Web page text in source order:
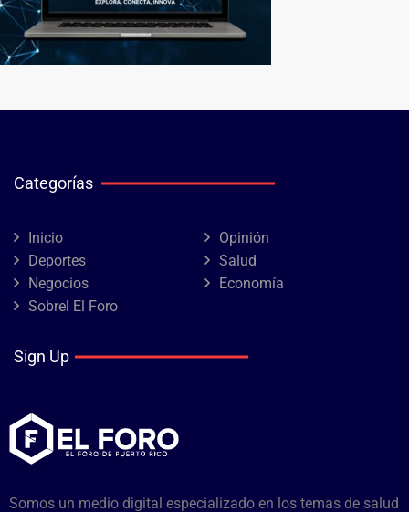
Categorías
Inicio
Opinión
Deportes
Salud
Negocios
Economía
Sobrel El Foro
Sign Up
Somos un medio digital especializado en los temas de salud